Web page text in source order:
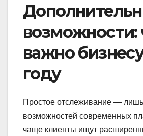
возможности:
важно
году
Простое отслеживание — лишь
возможностей современных
чаще клиенты ищут